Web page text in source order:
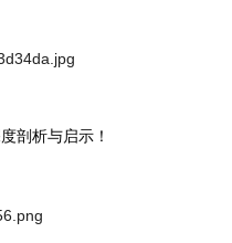
剖析与启示！